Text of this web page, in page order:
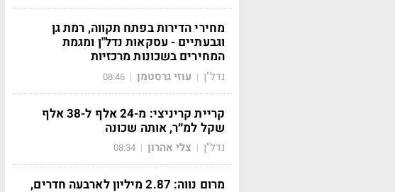
מחירי הדירות בפתח תקווה, רמת גן
וגבעתיים - עסקאות נדל"ן ומגמת
המחירים בשכונות מרכזיות
נדל"ן | עוזי גרסטמן |
08:46
קריית קריניצי: מ-24 אלף ל-38 אלף
שקל למ״ר, אותה שכונה
נדל"ן | צלי אהרון |
08:34
מרום נווה: 2.87 מיליון לארבעה חדרים,